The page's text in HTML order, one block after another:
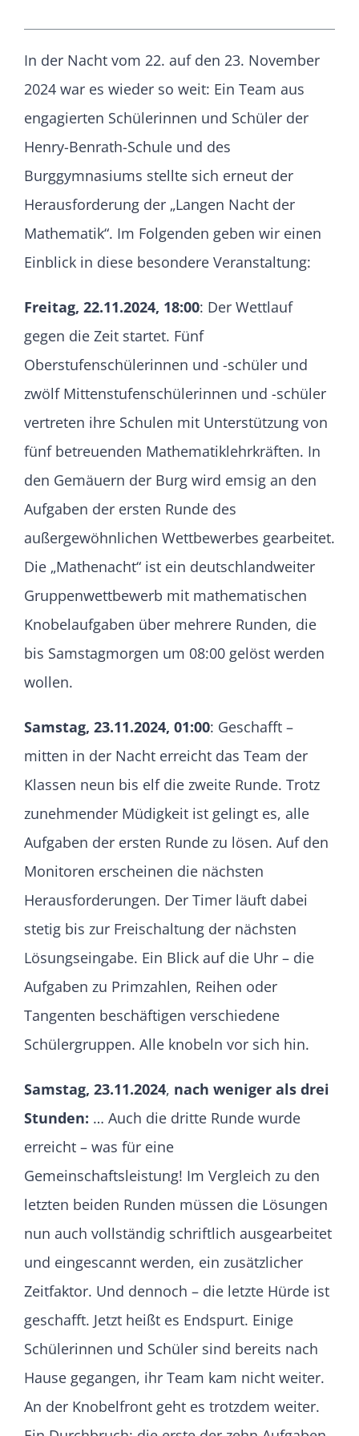
In der Nacht vom 22. auf den 23. November
2024 war es wieder so weit: Ein Team aus
engagierten Schülerinnen und Schüler der
Henry-Benrath-Schule und des
Burggymnasiums stellte sich erneut der
Herausforderung der „Langen Nacht der
Mathematik“. Im Folgenden geben wir einen
Einblick in diese besondere Veranstaltung:
Freitag, 22.11.2024, 18:00: Der Wettlauf
gegen die Zeit startet. Fünf
Oberstufenschülerinnen und -schüler und
zwölf Mittenstufenschülerinnen und -schüler
vertreten ihre Schulen mit Unterstützung von
fünf betreuenden Mathematiklehrkräften. In
den Gemäuern der Burg wird emsig an den
Aufgaben der ersten Runde des
außergewöhnlichen Wettbewerbes gearbeitet.
Die „Mathenacht“ ist ein deutschlandweiter
Gruppenwettbewerb mit mathematischen
Knobelaufgaben über mehrere Runden, die
bis Samstagmorgen um 08:00 gelöst werden
wollen.
Samstag, 23.11.2024, 01:00: Geschafft –
mitten in der Nacht erreicht das Team der
Klassen neun bis elf die zweite Runde. Trotz
zunehmender Müdigkeit ist gelingt es, alle
Aufgaben der ersten Runde zu lösen. Auf den
Monitoren erscheinen die nächsten
Herausforderungen. Der Timer läuft dabei
stetig bis zur Freischaltung der nächsten
Lösungseingabe. Ein Blick auf die Uhr – die
Aufgaben zu Primzahlen, Reihen oder
Tangenten beschäftigen verschiedene
Schülergruppen. Alle knobeln vor sich hin.
Samstag, 23.11.2024, nach weniger als drei
Stunden: … Auch die dritte Runde wurde
erreicht – was für eine
Gemeinschaftsleistung! Im Vergleich zu den
letzten beiden Runden müssen die Lösungen
nun auch vollständig schriftlich ausgearbeitet
und eingescannt werden, ein zusätzlicher
Zeitfaktor. Und dennoch – die letzte Hürde ist
geschafft. Jetzt heißt es Endspurt. Einige
Schülerinnen und Schüler sind bereits nach
Hause gegangen, ihr Team kam nicht weiter.
An der Knobelfront geht es trotzdem weiter.